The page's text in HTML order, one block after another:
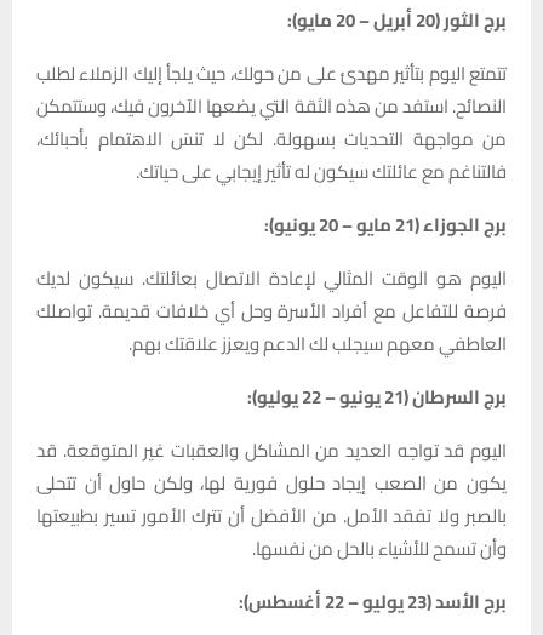
برج الثور (20 أبريل – 20 مايو):
تتمتع اليوم بتأثير مهدئ على من حولك، حيث يلجأ إليك الزملاء لطلب
النصائح. استفد من هذه الثقة التي يضعها الآخرون فيك، وستتمكن
من مواجهة التحديات بسهولة. لكن لا تنسَ الاهتمام بأحبائك،
فالتناغم مع عائلتك سيكون له تأثير إيجابي على حياتك.
برج الجوزاء (21 مايو – 20 يونيو):
اليوم هو الوقت المثالي لإعادة الاتصال بعائلتك. سيكون لديك
فرصة للتفاعل مع أفراد الأسرة وحل أي خلافات قديمة. تواصلك
العاطفي معهم سيجلب لك الدعم ويعزز علاقتك بهم.
برج السرطان (21 يونيو – 22 يوليو):
اليوم قد تواجه العديد من المشاكل والعقبات غير المتوقعة. قد
يكون من الصعب إيجاد حلول فورية لها، ولكن حاول أن تتحلى
بالصبر ولا تفقد الأمل. من الأفضل أن تترك الأمور تسير بطبيعتها
وأن تسمح للأشياء بالحل من نفسها.
برج الأسد (23 يوليو – 22 أغسطس):